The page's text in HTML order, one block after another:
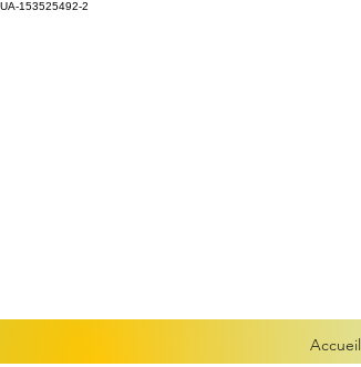
UA-153525492-2
Accueil